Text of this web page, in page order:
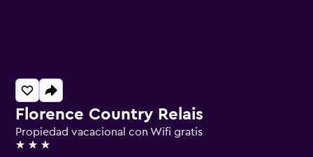
Florence Country Relais
Propiedad vacacional con Wifi gratis
3 estrellas